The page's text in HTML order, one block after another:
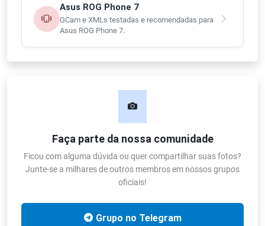
Asus ROG Phone 7
GCam e XMLs testadas e recomendadas para
Asus ROG Phone 7.
Faça parte da nossa comunidade
Ficou com alguma dúvida ou quer compartilhar suas fotos?
Junte-se a milhares de outros membros em nossos grupos
oficiais!
Grupo no Telegram